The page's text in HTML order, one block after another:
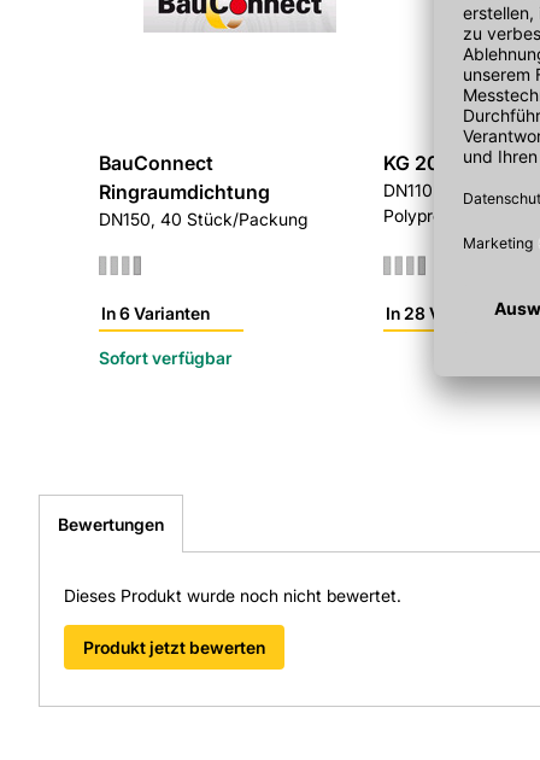
BauConnect
Ringraumdichtung
DN150, 40 Stück/Packung
In 6 Varianten
Sofort verfügbar
KG 2000 Rohr
DN110 x 5000 mm,
Polypropylen, mit
Steckmuffe
In 28 Varianten
Bewertungen
Dieses Produkt wurde noch nicht bewertet.
Produkt jetzt bewerten